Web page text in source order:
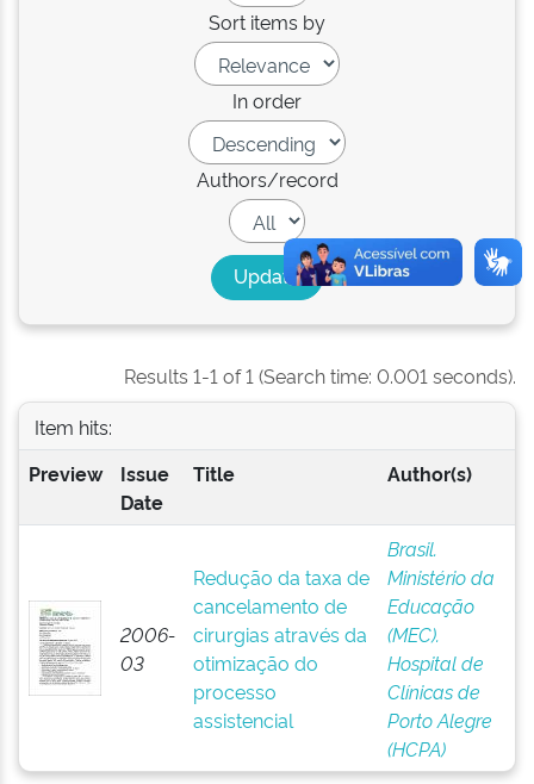
Sort items by
In order
Authors/record
Results 1-1 of 1 (Search time: 0.001 seconds).
Item hits:
Preview
Issue
Date
Title Author(s)
2006-
03
Redução da taxa de
cancelamento de
cirurgias através da
otimização do
processo
assistencial
Brasil.
Ministério da
Educação
(MEC).
Hospital de
Clínicas de
Porto Alegre
(HCPA)